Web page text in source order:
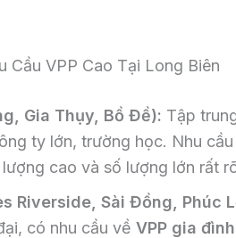
Cầu VPP Cao Tại Long Biên
Gia Thụy, Bồ Đề): Tập
ty lớn, trường học. Nhu
cao và số lượng lớn rất
Riverside, Sài Đồng, Phúc
có nhu cầu về VPP gia